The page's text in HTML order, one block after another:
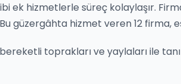
ek hizmetlerle süreç kolaylaşır.
Bu güzergâhta hizmet veren 12
toprakları ve yaylaları ile